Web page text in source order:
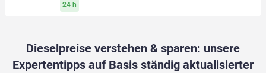
24 h
Dieselpreise verstehen & sparen: unsere
Expertentipps auf Basis ständig aktualisierter